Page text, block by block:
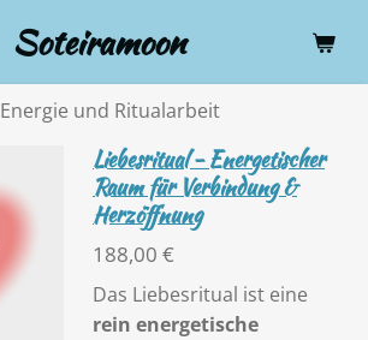
Soteiramoon
Energie und Ritualarbeit
Liebesritual - Energetischer
Raum für Verbindung &
Herzöffnung
188,00 €
Das Liebesritual ist eine
rein energetische